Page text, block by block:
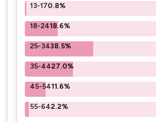
13-170.8%
18-2418.6%
25-3438.5%
35-4427.0%
45-5411.6%
55-642.2%